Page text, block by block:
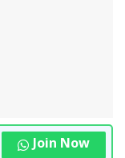
Join Now